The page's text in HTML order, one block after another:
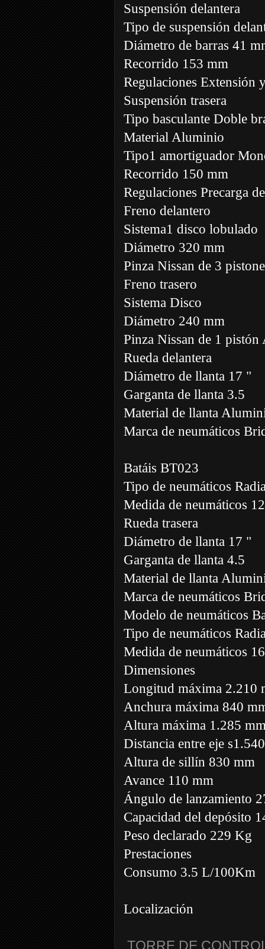
Suspensión delantera
Tipo de suspensión
Diámetro de barras 41
Recorrido 153 mm
Regulaciones Extensión
Suspensión trasera
Tipo basculante Doble
Material Aluminio
Tipo1 amortiguador
Recorrido 150 mm
Regulaciones Precarga
Freno delantero
Sistema1 disco lobulado
Diámetro 320 mm
Pinza Nissan de 3
Freno trasero
Sistema Disco
Diámetro 240 mm
Pinza Nissan de 1 pistón
Rueda delantera
Diámetro de llanta 17 "
Garganta de llanta 3.5
Material de llanta
Marca de neumáticos
Batáis BT023
Tipo de neumáticos
Medida de neumáticos
Rueda trasera
Diámetro de llanta 17 "
Garganta de llanta 4.5
Material de llanta
Marca de neumáticos
Modelo de neumáticos
Tipo de neumáticos
Medida de neumáticos
Dimensiones
Longitud máxima 2.210
Anchura máxima 840
Altura máxima 1.285
Distancia entre eje
Altura de sillín 830 mm
Avance 110 mm
Ángulo de lanzamiento
Capacidad del depósito
Peso declarado 229 Kg
Prestaciones
Consumo 3.5 L/100Km
Localización
TORRE DE